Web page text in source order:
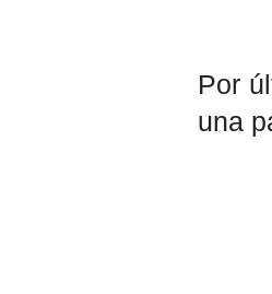
Por
una